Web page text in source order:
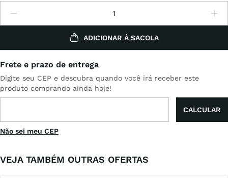
ADICIONAR À SACOLA
Não sei meu CEP
VEJA TAMBÉM OUTRAS OFERTAS